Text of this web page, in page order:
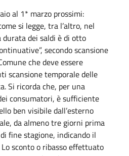
al 1* marzo prossimi:
si legge, tra l’altro, nel
durata dei saldi è di otto
secondo scansione
che deve essere
scansione temporale delle
Si ricorda che, per una
consumatori, è sufficiente
ben visibile dall’esterno
da almeno tre giorni prima
fine stagione, indicando il
sconto o ribasso effettuato